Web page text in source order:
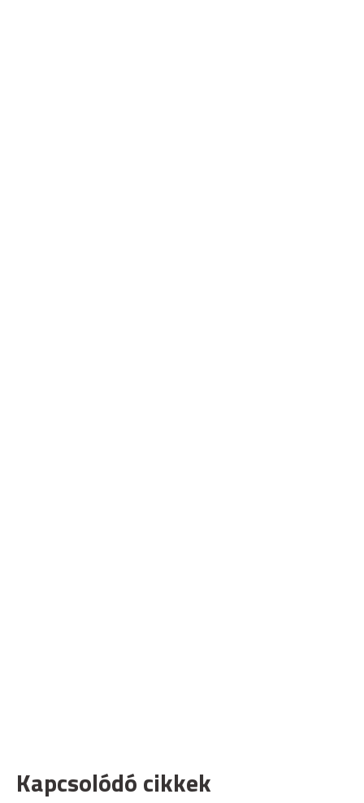
Kapcsolódó cikkek